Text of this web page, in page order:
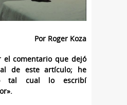
Por Roger Koza
el comentario que dejó
de este artículo; he
tal cual lo escribí